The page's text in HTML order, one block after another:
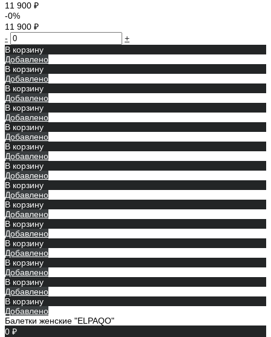
11 900 ₽
-0%
11 900 ₽
-
+
В корзину
Добавлено
В корзину
Добавлено
В корзину
Добавлено
В корзину
Добавлено
В корзину
Добавлено
В корзину
Добавлено
В корзину
Добавлено
В корзину
Добавлено
В корзину
Добавлено
В корзину
Добавлено
В корзину
Добавлено
В корзину
Добавлено
В корзину
Добавлено
В корзину
Добавлено
Балетки женские "ELPAQO"
0 ₽